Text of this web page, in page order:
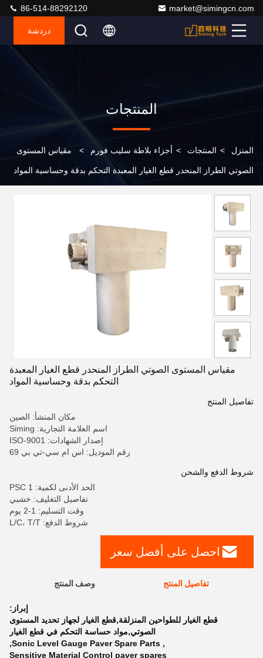
market@simingcn.com
86-514-88292120
دردشة
المنتجات
المنزل > المنتجات > أجزاء بلاطة سليب فورم > مقياس المستوى
الصوتي الطراز المنحدر قطع الغيار المعبدة التحكم بدقة وحساسية المواد
مقياس المستوى الصوتي الطراز المنحدر قطع الغيار المعبدة
التحكم بدقة وحساسية المواد
تفاصيل المنتج
مكان المنشأ: الصين
اسم العلامة التجارية: Siming
إصدار الشهادات: ISO-9001
رقم الموديل: اس ام سي-تي بي 69
شروط الدفع والشحن
الحد الأدنى لكمية: 1 PSC
تفاصيل التغليف: خشبي
وقت التسليم: 1-2 يوم
شروط الدفع: L/C، T/T
احصل على أفضل سعر
تفاصيل المنتج وصف المنتج
إبراز:
قطع الغيار للطواحين المنزلقة,قطع الغيار لجهاز تحديد المستوى
الصوتي,مواد حساسة التحكم في قطع الغيار
,
Sonic Level Gauge Paver Spare Parts
,
Sensitive Material Control paver spares